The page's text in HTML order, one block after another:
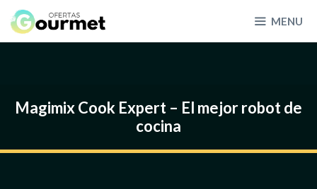
Skip
to
MENU
Magimix Cook Expert – El mejor robot de
cocina